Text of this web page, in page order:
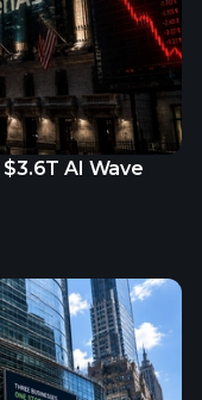
AI Wave